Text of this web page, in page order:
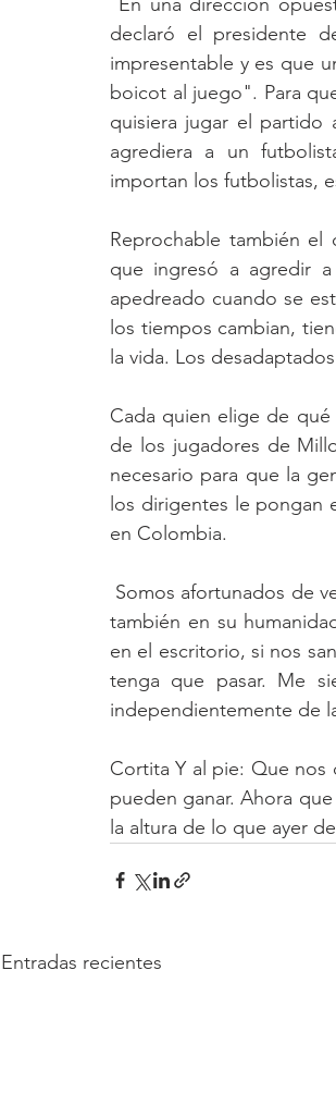
declaró el presidente
impresentable y es que
boicot al juego". Para
quisiera jugar el partido
agrediera a un
importan los futbolistas,
Reprochable también
que ingresó a agredir
apedreado cuando se
los tiempos cambian,
la vida. Los
Cada quien elige de
de los jugadores de
necesario para que la
los dirigentes le pongan
en Colombia.
también en su
en el escritorio, si nos
tenga que pasar. Me
independientemente de
Cortita Y al pie: Que
pueden ganar. Ahora
la altura de lo que ayer
Entradas recientes